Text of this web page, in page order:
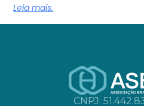
Leia mais.
CNPJ: